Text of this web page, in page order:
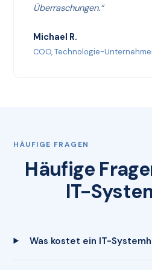
Überraschungen.“
Michael R.
COO, Technologie-
HÄUFIGE FRAGEN
Häufige
IT-
Was kostet ein IT-